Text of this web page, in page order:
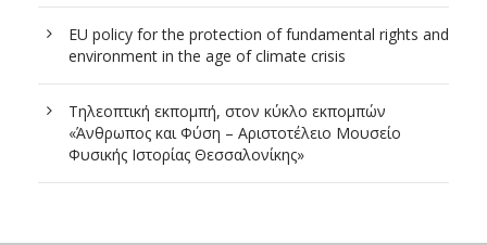
EU policy for the protection of fundamental rights and
environment in the age of climate crisis
Τηλεοπτική εκπομπή, στον κύκλο εκπομπών
«Άνθρωπος και Φύση – Αριστοτέλειο Μουσείο
Φυσικής Ιστορίας Θεσσαλονίκης»